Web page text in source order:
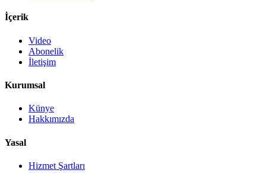
İçerik
Video
Abonelik
İletişim
Kurumsal
Künye
Hakkımızda
Yasal
Hizmet Şartları